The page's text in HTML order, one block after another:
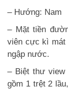
– Hướng: Nam
– Mặt tiền
viên cực kì mát
ngập nước.
– Biệt thư view
gồm 1 trệt 2